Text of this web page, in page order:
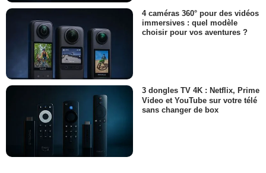
4 caméras 360° pour des vidéos
immersives : quel modèle
choisir pour vos aventures ?
3 dongles TV 4K : Netflix, Prime
Video et YouTube sur votre télé
sans changer de box